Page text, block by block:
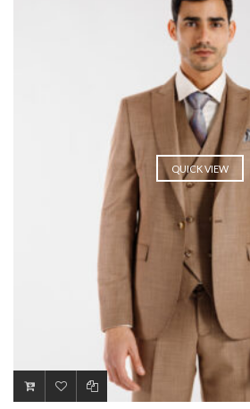
QUICK VIEW